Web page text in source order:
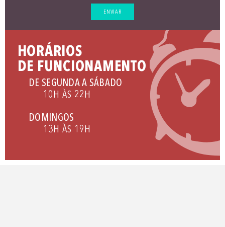
ENVIAR
HORÁRIOS
DE FUNCIONAMENTO
DE SEGUNDA A SÁBADO
10H ÀS 22H
DOMINGOS
13H ÀS 19H